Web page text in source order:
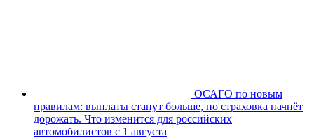
ОСАГО по новым
правилам: выплаты станут больше, но страховка начнёт
дорожать. Что изменится для российских
автомобилистов с 1 августа